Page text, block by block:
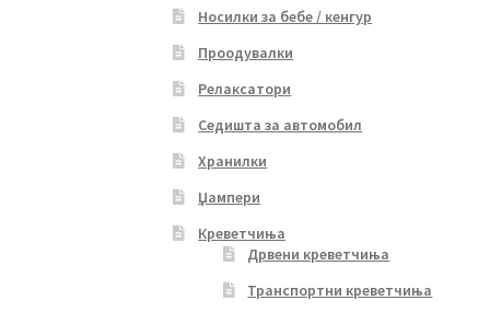
Носилки за бебе / кенгур
Проодувалки
Релаксатори
Седишта за автомобил
Хранилки
Џампери
Креветчиња
Дрвени креветчиња
Транспортни креветчиња